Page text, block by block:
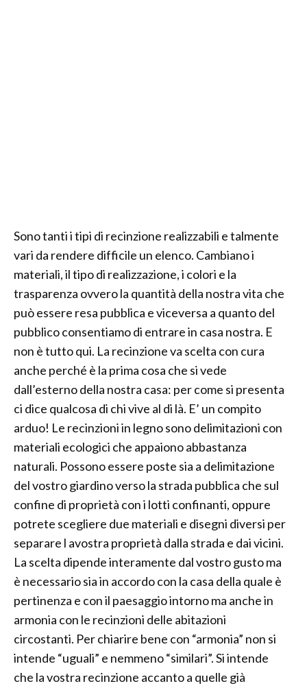
Sono tanti i tipi di recinzione realizzabili e talmente
vari da rendere difficile un elenco. Cambiano i
materiali, il tipo di realizzazione, i colori e la
trasparenza ovvero la quantità della nostra vita che
può essere resa pubblica e viceversa a quanto del
pubblico consentiamo di entrare in casa nostra. E
non è tutto qui. La recinzione va scelta con cura
anche perché è la prima cosa che si vede
dall’esterno della nostra casa: per come si presenta
ci dice qualcosa di chi vive al di là. E’ un compito
arduo! Le recinzioni in legno sono delimitazioni con
materiali ecologici che appaiono abbastanza
naturali. Possono essere poste sia a delimitazione
del vostro giardino verso la strada pubblica che sul
confine di proprietà con i lotti confinanti, oppure
potrete scegliere due materiali e disegni diversi per
separare l avostra proprietà dalla strada e dai vicini.
La scelta dipende interamente dal vostro gusto ma
è necessario sia in accordo con la casa della quale è
pertinenza e con il paesaggio intorno ma anche in
armonia con le recinzioni delle abitazioni
circostanti. Per chiarire bene con “armonia” non si
intende “uguali” e nemmeno “similari”. Si intende
che la vostra recinzione accanto a quelle già